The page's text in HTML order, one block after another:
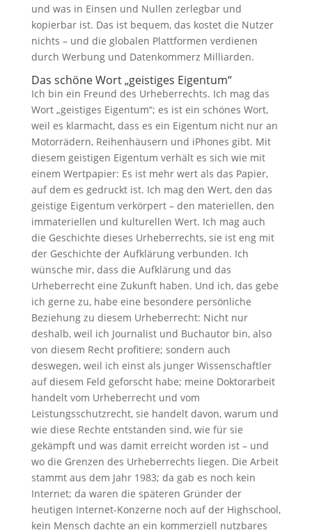
und was in Einsen und Nullen zerlegbar und
kopierbar ist. Das ist bequem, das kostet die Nutzer
nichts – und die globalen Plattformen verdienen
durch Werbung und Datenkommerz Milliarden.
Das schöne Wort „geistiges Eigentum“
Ich bin ein Freund des Urheberrechts. Ich mag das
Wort „geistiges Eigentum“; es ist ein schönes Wort,
weil es klarmacht, dass es ein Eigentum nicht nur an
Motorrädern, Reihenhäusern und iPhones gibt. Mit
diesem geistigen Eigentum verhält es sich wie mit
einem Wertpapier: Es ist mehr wert als das Papier,
auf dem es gedruckt ist. Ich mag den Wert, den das
geistige Eigentum verkörpert – den materiellen, den
immateriellen und kulturellen Wert. Ich mag auch
die Geschichte dieses Urheberrechts, sie ist eng mit
der Geschichte der Aufklärung verbunden. Ich
wünsche mir, dass die Aufklärung und das
Urheberrecht eine Zukunft haben. Und ich, das gebe
ich gerne zu, habe eine besondere persönliche
Beziehung zu diesem Urheberrecht: Nicht nur
deshalb, weil ich Journalist und Buchautor bin, also
von diesem Recht profitiere; sondern auch
deswegen, weil ich einst als junger Wissenschaftler
auf diesem Feld geforscht habe; meine Doktorarbeit
handelt vom Urheberrecht und vom
Leistungsschutzrecht, sie handelt davon, warum und
wie diese Rechte entstanden sind, wie für sie
gekämpft und was damit erreicht worden ist – und
wo die Grenzen des Urheberrechts liegen. Die Arbeit
stammt aus dem Jahr 1983; da gab es noch kein
Internet; da waren die späteren Gründer der
heutigen Internet-Konzerne noch auf der Highschool,
kein Mensch dachte an ein kommerziell nutzbares